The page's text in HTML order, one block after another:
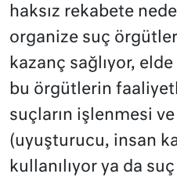
haksız rekabete
organize suç
kazanç sağlıyor,
bu örgütlerin
suçların işlenmesi
(uyuşturucu, insan
kullanılıyor ya da